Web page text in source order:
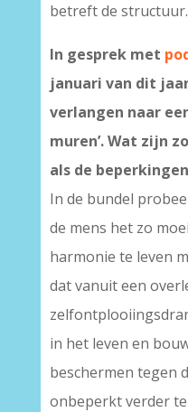
betreft de structuur.
In gesprek met
januari van dit
verlangen naar
muren’. Wat zijn
als de
In de bundel
de mens het zo
harmonie te leven
dat vanuit een
in het leven en
beschermen tegen
onbeperkt verder